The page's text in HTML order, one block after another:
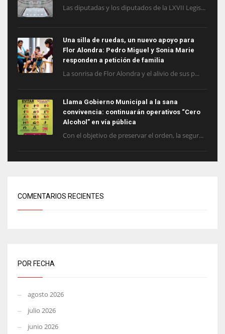
Las diputadas y los diputados de la LXVII Legis...
Una silla de ruedas, un nuevo apoyo para
Flor Alondra: Pedro Miguel y Sonia Marie
responden a petición de familia
La sonrisa de Flor Alondra y el alivio de sus p...
Llama Gobierno Municipal a la sana
convivencia: continuarán operativos “Cero
Alcohol” en vía pública
Con el objetivo de preservar el orden, la segur...
COMENTARIOS RECIENTES
POR FECHA
agosto 2026
julio 2026
junio 2026